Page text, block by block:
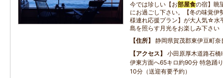
今では珍しい【お部屋食の宿】眺
にお過ごし下さい。【冬の味覚伊
様連れ応援プラン】が大人気☆
島を照らす月光をお楽しみ下さい
住所
静岡県賀茂郡東伊豆町
アクセス
小田原厚木道路石
伊東方面へ65キロ約90分 特急踊
10分（送迎有要予約）